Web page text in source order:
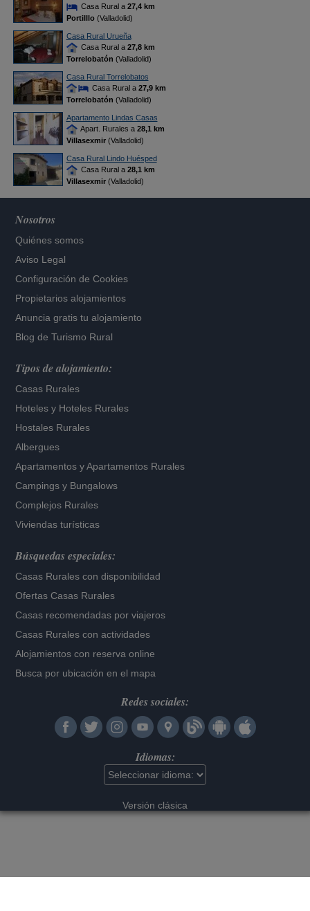
Casa Rural a 27,4 km
Portilllo(Valladolid)
Casa Rural Urueña
Casa Rural a 27,8 km
Torrelobatón (Valladolid)
Casa Rural Torrelobatos
Casa Rural a 27,9 km
Torrelobatón (Valladolid)
Apartamento Lindas Casas
Apart. Rurales a 28,1 km
Villasexmir(Valladolid)
Casa Rural Lindo Huésped
Casa Rural a 28,1 km
Villasexmir(Valladolid)
Nosotros
Quiénes somos
Aviso Legal
Configuración de Cookies
Propietarios alojamientos
Anuncia gratis tu alojamiento
Blog de Turismo Rural
Tipos de alojamiento:
Casas Rurales
Hoteles y Hoteles Rurales
Hostales Rurales
Albergues
Apartamentos yApartamentos Rurales
Campings y Bungalows
Complejos Rurales
Viviendas turísticas
Búsquedas especiales:
Casas Rurales con disponibilidad
Ofertas Casas Rurales
Casas recomendadas por viajeros
Casas Rurales con actividades
Alojamientos con reserva online
Busca por ubicación en el mapa
Redes sociales:
Idiomas:
Versión clásica